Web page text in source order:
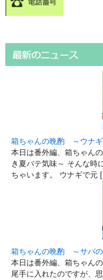
箱ちゃんの晩酌 ～ウナ
本日は番外編、箱ちゃん
き夏バテ気味～ そんな時
ちゃいます。 ウナギで元
箱ちゃんの晩酌 ～サバの
本日は番外編、箱ちゃん
尾手に入れたのですが、